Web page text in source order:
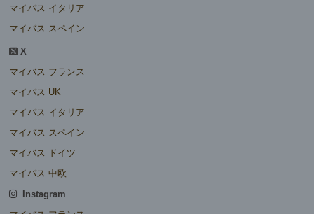
マイバス イタリア
マイバス スペイン
X
マイバス フランス
マイバス UK
マイバス イタリア
マイバス スペイン
マイバス ドイツ
マイバス 中欧
Instagram